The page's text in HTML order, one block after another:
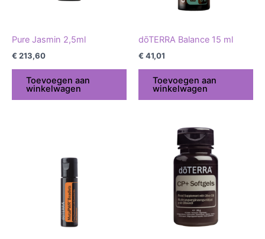
Pure Jasmin 2,5ml
€ 213,60
Toevoegen aan
winkelwagen
dōTERRA Balance 15 ml
€ 41,01
Toevoegen aan
winkelwagen